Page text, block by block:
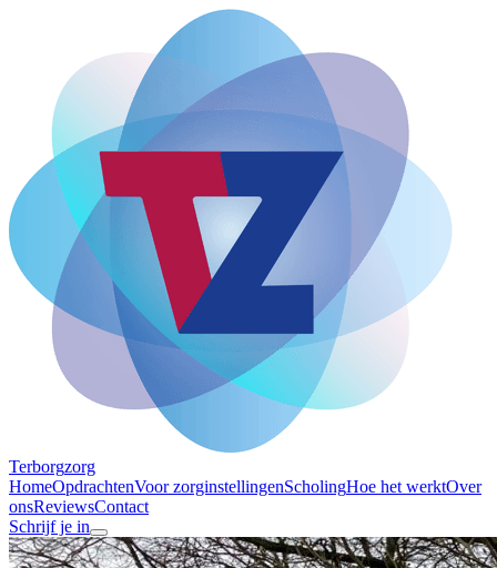
Terborgzorg
HomeOpdrachtenVoor zorginstellingenScholingHoe het werktOver
onsReviewsContact
Schrijf je in